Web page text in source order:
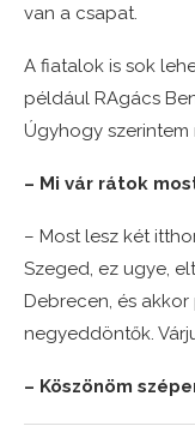
van a csapat.
A fiatalok is sok
például RAgács
Úgyhogy
– Mi vár rátok
– Most lesz két
Szeged, ez ugye,
Debrecen, és
negyeddöntők.
– Köszönöm